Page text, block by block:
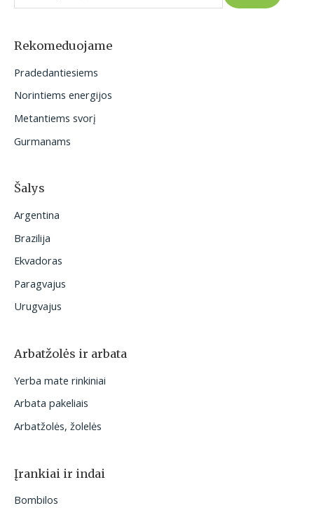
o
:
Rekomeduojame
Pradedantiesiems
Norintiems energijos
Metantiems svorį
Gurmanams
Šalys
Argentina
Brazilija
Ekvadoras
Paragvajus
Urugvajus
Arbatžolės ir arbata
Yerba mate rinkiniai
Arbata pakeliais
Arbatžolės, žolelės
Įrankiai ir indai
Bombilos